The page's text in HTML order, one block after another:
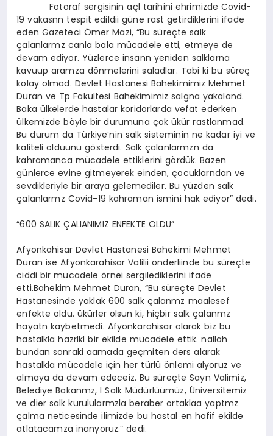
Fotoraf sergisinin açl tarihini ehrimizde Covid-
19 vakasnn tespit edildii güne rast getirdiklerini ifade
eden Gazeteci Ömer Mazi, “Bu süreçte salk
çalanlarmz canla bala mücadele etti, etmeye de
devam ediyor. Yüzlerce insann yeniden salklarna
kavuup aramza dönmelerini saladlar. Tabi ki bu süreç
kolay olmad. Devlet Hastanesi Bahekimimiz Mehmet
Duran ve Tp Fakültesi Bahekimimiz salgna yakaland.
Baka ülkelerde hastalar koridorlarda vefat ederken
ülkemizde böyle bir durumuna çok ükür rastlanmad.
Bu durum da Türkiye’nin salk sisteminin ne kadar iyi ve
kaliteli olduunu gösterdi. Salk çalanlarmzn da
kahramanca mücadele ettiklerini gördük. Bazen
günlerce evine gitmeyerek einden, çocuklarndan ve
sevdikleriyle bir araya gelemediler. Bu yüzden salk
çalanlarmz Covid-19 kahraman ismini hak ediyor” dedi.
“600 SALIK ÇALIANIMIZ ENFEKTE OLDU”
Afyonkahisar Devlet Hastanesi Bahekimi Mehmet
Duran ise Afyonkarahisar Valilii önderliinde bu süreçte
ciddi bir mücadele örnei sergilediklerini ifade
etti.Bahekim Mehmet Duran, “Bu süreçte Devlet
Hastanesinde yaklak 600 salk çalanmz maalesef
enfekte oldu. ükürler olsun ki, hiçbir salk çalanmz
hayatn kaybetmedi. Afyonkarahisar olarak biz bu
hastalkla hazrlkl bir ekilde mücadele ettik. nallah
bundan sonraki aamada geçmiten ders alarak
hastalkla mücadele için her türlü önlemi alyoruz ve
almaya da devam edeceiz. Bu süreçte Sayn Valimiz,
Belediye Bakanmz, l Salk Müdürlüümüz, Üniversitemiz
ve dier salk kurulularmzla beraber ortaklaa yaptmz
çalma neticesinde ilimizde bu hastal en hafif ekilde
atlatacamza inanyoruz.” dedi.